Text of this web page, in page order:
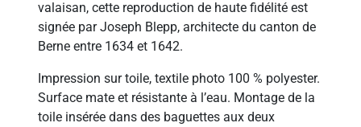
valaisan, cette reproduction de haute fidélité est
signée par Joseph Blepp, architecte du canton de
Berne entre 1634 et 1642.
Impression sur toile, textile photo 100 % polyester.
Surface mate et résistante à l’eau. Montage de la
toile insérée dans des baguettes aux deux